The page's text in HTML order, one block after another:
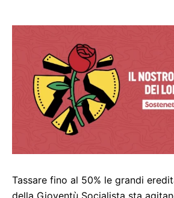
Tassare fino al 50% le grandi